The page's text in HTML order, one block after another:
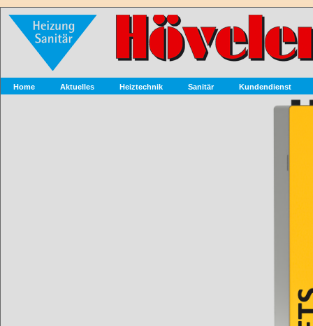
Home Aktuelles Heiztechnik Sanitär Kundendienst